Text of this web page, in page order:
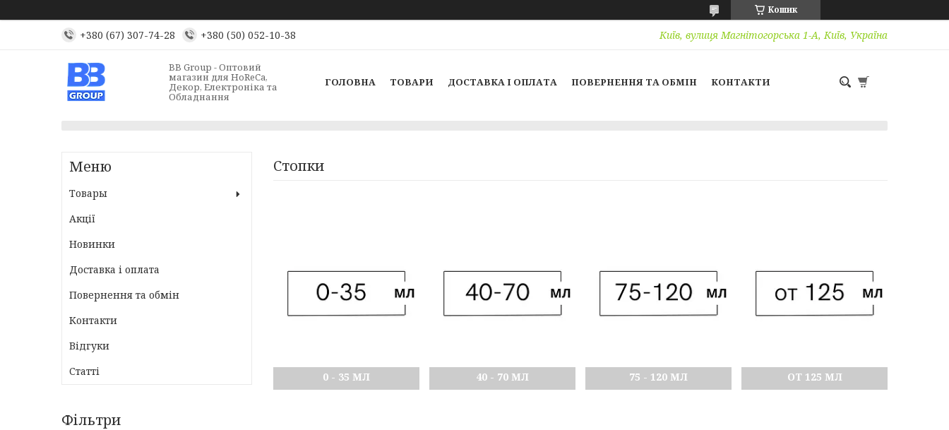
Кошик
+380 (67) 307-74-28 +380 (50) 052-10-38 Київ, вулиця Магнітогорська 1-А, Київ, Україна
BB Group - Оптовий
магазин для HoReCa,
Декор, Електроніка та
Обладнання
ГОЛОВНА ТОВАРИ ДОСТАВКА І ОПЛАТА ПОВЕРНЕННЯ ТА ОБМІН КОНТАКТИ
Стопки
0 - 35 МЛ 40 - 70 МЛ 75 - 120 МЛ ОТ 125 МЛ
Товары
Акції
Новинки
Доставка і оплата
Повернення та обмін
Контакти
Відгуки
Статті
Фільтри